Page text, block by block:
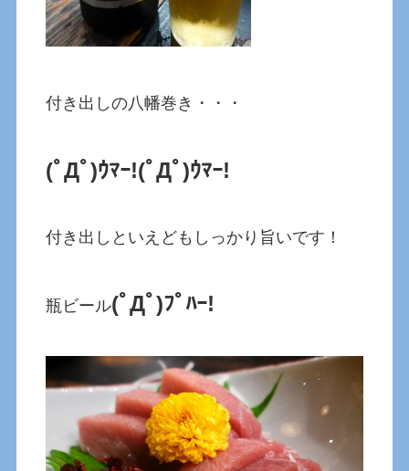
付き出しの八幡巻き・・・
(ﾟДﾟ)ｳﾏｰ!(ﾟДﾟ)ｳﾏｰ!
付き出しといえどもしっかり旨いです！
瓶ビール(ﾟДﾟ)ﾌﾟﾊｰ!